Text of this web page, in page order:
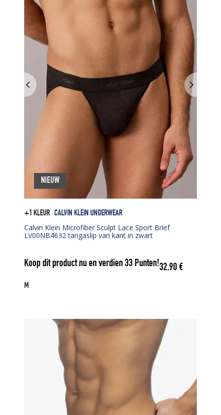
+1 KLEUR CALVIN KLEIN UNDERWEAR
Calvin Klein Microfiber Sculpt Lace Sport Brief
LV00NB4632 tangaslip van kant in zwart
Koop dit product nu en verdien33 Punten!32,90€
M
NIEUW